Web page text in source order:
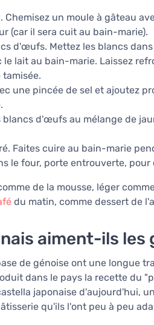
Chemisez un moule à gâteau
(car il sera cuit au bain-marie).
d'œufs. Mettez les blancs
le lait au bain-marie. Laissez
une pincée de sel et ajoutez
d'œufs au mélange de
Faites cuire au bain-marie
le four, porte entrouverte,
de la mousse, léger
du matin, comme dessert de
aiment-ils les
de génoise ont une longue
dans le pays la recette du
japonaise d'aujourd'hui,
qu'ils l'ont peu à peu